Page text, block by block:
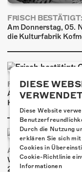
FRISCH
Am Donnerstag, 05.
die Kulturfabrik
FRISCH
Am Donnerstag, 29.
Kulturfabrik Kofmehl!
AIRBOURNE -
Wow, das ist ein
2026 für eine
DIESE
Diese Website
Durch die Nutzung
erklären Sie sich mit
Cookies in
Cookie-Richtlinie
Informationen